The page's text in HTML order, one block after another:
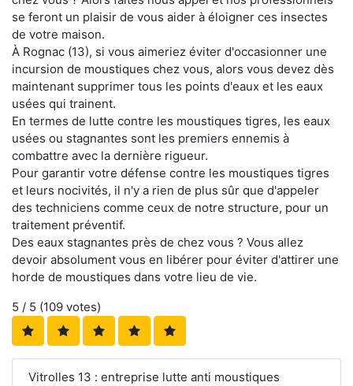
se feront un plaisir de vous aider à éloigner ces insectes
de votre maison.
À Rognac (13), si vous aimeriez éviter d'occasionner une
incursion de moustiques chez vous, alors vous devez dès
maintenant supprimer tous les points d'eaux et les eaux
usées qui trainent.
En termes de lutte contre les moustiques tigres, les eaux
usées ou stagnantes sont les premiers ennemis à
combattre avec la dernière rigueur.
Pour garantir votre défense contre les moustiques tigres
et leurs nocivités, il n'y a rien de plus sûr que d'appeler
des techniciens comme ceux de notre structure, pour un
traitement préventif.
Des eaux stagnantes près de chez vous ? Vous allez
devoir absolument vous en libérer pour éviter d'attirer une
horde de moustiques dans votre lieu de vie.
5 / 5 (109 votes)
Vitrolles 13 : entreprise lutte anti moustiques